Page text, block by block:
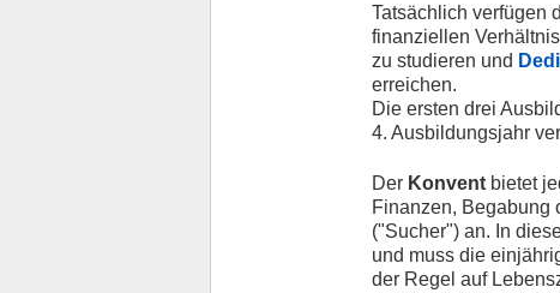
Tatsächlich verfügen
finanziellen
zu studieren und
erreichen.
Die ersten drei
4. Ausbildungsjahr
Der Konventbietet
Finanzen, Begabung
("Sucher") an. In
und muss die
der Regel auf